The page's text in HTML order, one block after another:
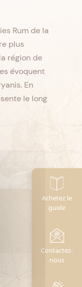
Rum de la
plus
région de
évoquent
En
le long
Achetez le
guide
Contactez-
nous